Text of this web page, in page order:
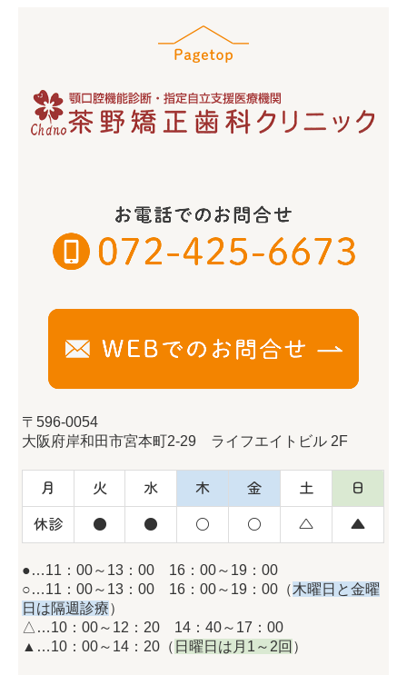
〒596-0054
大阪府岸和田市宮本町2-29 ライフエイトビル 2F
月 火 水 木 金 土
日
休診
● ● ○ ○ △ ▲
●…11：00～13：00 16：00～19：00
○…11：00～13：00 16：00～19：00（木曜日と金曜
日は隔週診療）
△…10：00～12：20 14：40～17：00
▲…10：00～14：20（ 日曜日は月1～2回 ）